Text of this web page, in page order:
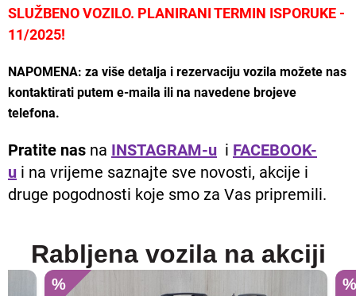
SLUŽBENO VOZILO. PLANIRANI TERMIN ISPORUKE -
11/2025!
NAPOMENA: za više detalja i rezervaciju vozila možete nas
kontaktirati putem e-maila ili na navedene brojeve
telefona.
Pratite nas na INSTAGRAM-u i FACEBOOK-
u i na vrijeme saznajte sve novosti, akcije i
druge pogodnosti koje smo za Vas pripremili.
Rabljena vozila na akciji
%